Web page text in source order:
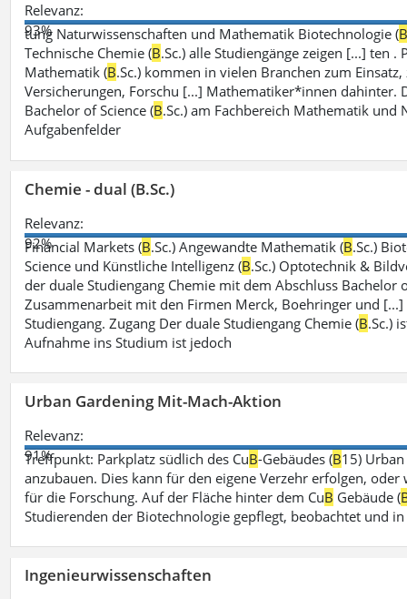
Relevanz:
93%
tung Naturwissenschaften und Mathematik Biotechnologie (
Technische Chemie (B.Sc.) alle Studiengänge zeigen [...] ten
Mathematik (B.Sc.) kommen in vielen Branchen zum Einsatz,
Versicherungen, Forschu [...] Mathematiker*innen
Bachelor of Science (B.Sc.) am Fachbereich Mathematik
Aufgabenfelder
Chemie - dual (B.Sc.)
Relevanz:
92%
Financial Markets (B.Sc.) Angewandte Mathematik (B.Sc.)
Science und Künstliche Intelligenz (B.Sc.) Optotechnik &
der duale Studiengang Chemie mit dem Abschluss Bachelor
Zusammenarbeit mit den Firmen Merck, Boehringer und
Studiengang. Zugang Der duale Studiengang Chemie (B.Sc.)
Aufnahme ins Studium ist jedoch
Urban Gardening Mit-Mach-Aktion
Relevanz:
91%
Treffpunkt: Parkplatz südlich des CuB-Gebäudes (B15)
anzubauen. Dies kann für den eigene Verzehr erfolgen,
für die Forschung. Auf der Fläche hinter dem CuB Gebäude (
Studierenden der Biotechnologie gepflegt, beobachtet und
Ingenieurwissenschaften